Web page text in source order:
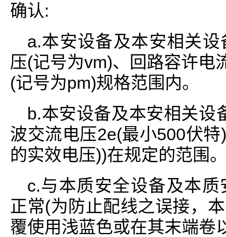
确认:
a.本安设备及本安相关
压(记号为vm)、回路容许电
(记号为pm)规格范围内。
b.本安设备及本安相关设
波交流电压2e(最小500伏
的实效电压))在规定的范围
c.与本质安全设备及本
正常(为防止配线之误接，
覆使用浅蓝色或在其末端卷